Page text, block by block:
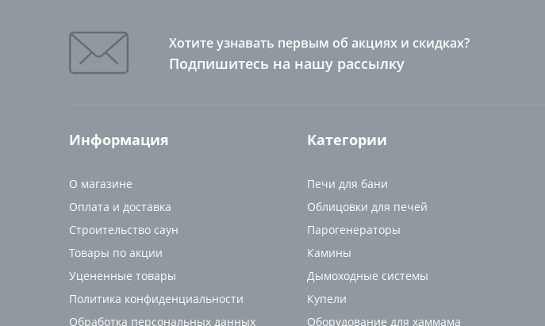
Хотите узнавать первым об акциях и скидках?
Подпишитесь на нашу рассылку
Информация
О магазине
Оплата и доставка
Строительство саун
Товары по акции
Уцененные товары
Политика конфиденциальности
Обработка персональных данных
Категории
Печи для бани
Облицовки для печей
Парогенераторы
Камины
Дымоходные системы
Купели
Оборудование для хаммама